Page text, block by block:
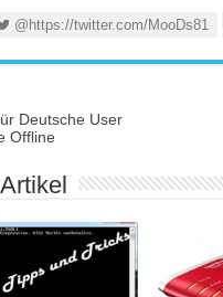
@https://twitter.com/MooDs81
Deutsche User
Offline